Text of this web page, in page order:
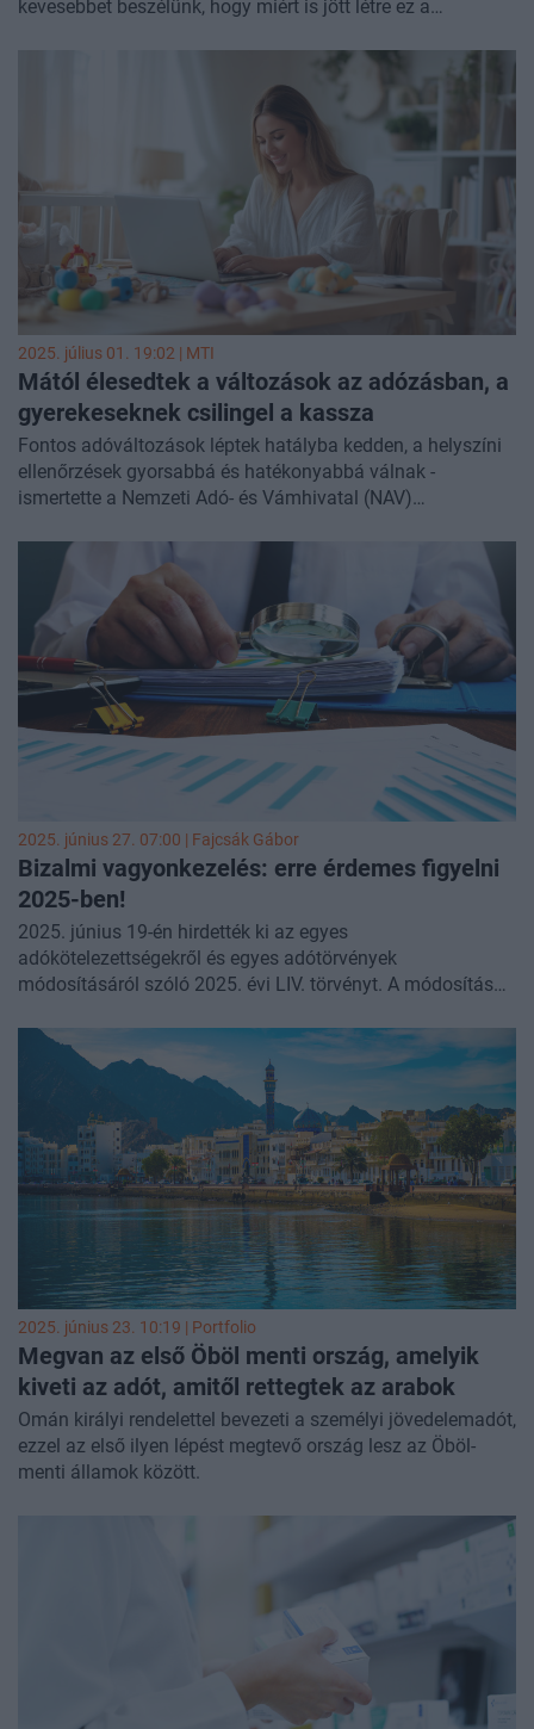
kevesebbet beszélünk, hogy miért is jött létre ez a
miképpen nyerte el a mai formáját. Ebben a cikkben ezt a
2025. július 01. 19:02 | MTI
Mától élesedtek a változások az adózásban, a
gyerekeseknek csilingel a kassza
Fontos adóváltozások léptek hatályba kedden, a helyszíni
ellenőrzések gyorsabbá és hatékonyabbá válnak -
ismertette a Nemzeti Adó- és Vámhivatal (NAV)
2025. június 27. 07:00 | Fajcsák Gábor
Bizalmi vagyonkezelés: erre érdemes figyelni
2025-ben!
2025. június 19-én hirdették ki az egyes
adókötelezettségekről és egyes adótörvények
módosításáról szóló 2025. évi LIV. törvényt. A módosítások
adókezelését érinti, másik része pedig a vagyonkezelő
alapítványok számviteli és adózási szabályait pontosítja. A
jogalkotói cél az adózási gyakorlat egységesítése. Az
alábbiakban a várható változásokat foglaljuk össze
röviden.
2025. június 23. 10:19 | Portfolio
Megvan az első Öböl menti ország, amelyik
kiveti az adót, amitől rettegtek az arabok
Omán királyi rendelettel bevezeti a személyi jövedelemadót,
ezzel az első ilyen lépést megtevő ország lesz az Öböl-
menti államok között.